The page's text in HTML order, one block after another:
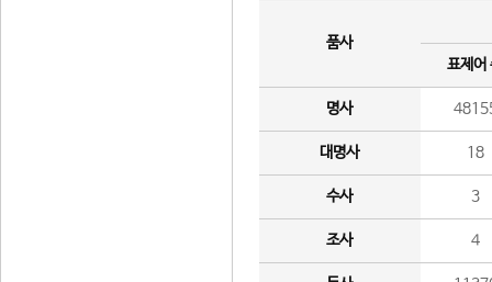
품사
표제어
명사
대명사 18
수사 3
조사 4